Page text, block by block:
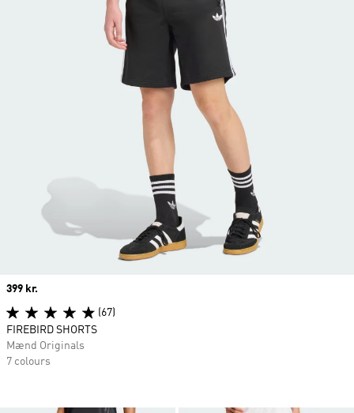
Price
399 kr.
(67)
FIREBIRD SHORTS
Mænd Originals
7 colours